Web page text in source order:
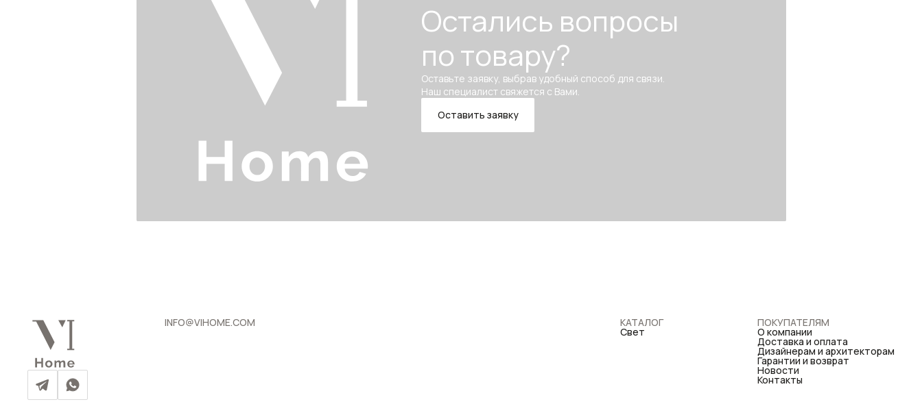
Остались вопросы
по товару?
Оставьте заявку, выбрав удобный способ для связи.
Наш специалист свяжется с Вами.
Оставить заявку
INFO@VIHOME.COM КАТАЛОГ
Свет
ПОКУПАТЕЛЯМ
О компании
Доставка и оплата
Дизайнерам и архитекторам
Гарантии и возврат
Новости
Контакты